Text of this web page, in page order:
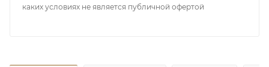
каких условиях не является публичной офертой